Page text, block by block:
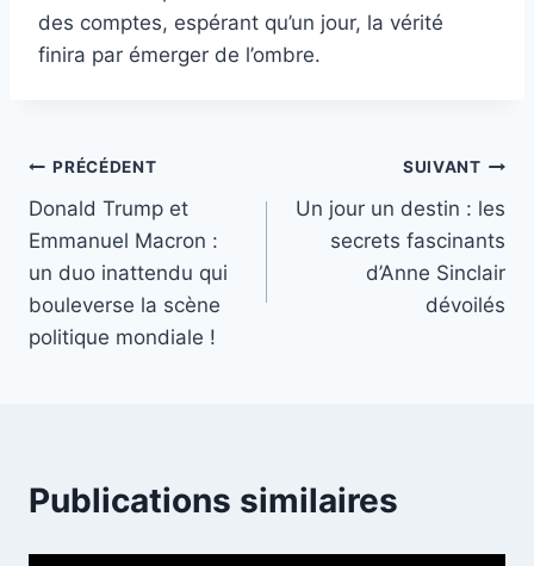
des comptes, espérant qu’un jour, la vérité
finira par émerger de l’ombre.
Navigation
de
l’article
PRÉCÉDENT
Donald Trump et
Emmanuel Macron :
un duo inattendu qui
bouleverse la scène
politique mondiale !
SUIVANT
Un jour un destin : les
secrets fascinants
d’Anne Sinclair
dévoilés
Publications similaires